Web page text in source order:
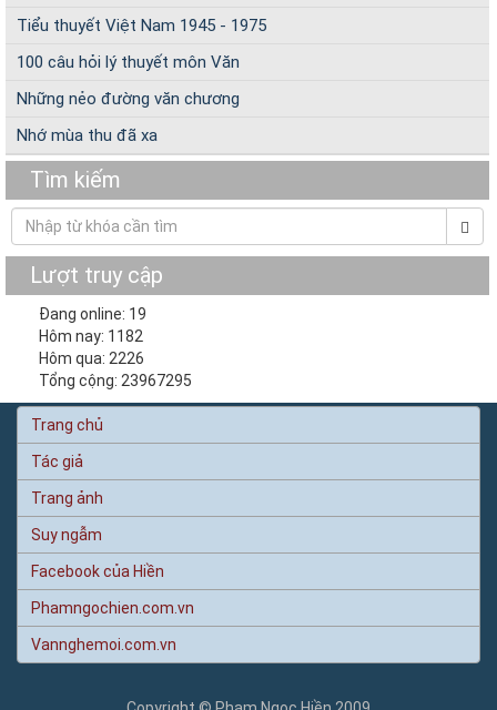
Tiểu thuyết Việt Nam 1945 - 1975
100 câu hỏi lý thuyết môn Văn
Những nẻo đường văn chương
Nhớ mùa thu đã xa
Tìm kiếm
Lượt truy cập
Đang online: 19
Hôm nay: 1182
Hôm qua: 2226
Tổng cộng: 23967295
Trang chủ
Tác giả
Trang ảnh
Suy ngẫm
Facebook của Hiền
Phamngochien.com.vn
Vannghemoi.com.vn